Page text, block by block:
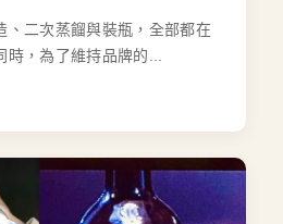
、二次蒸餾與裝瓶，全部都在
，為了維持品牌的...